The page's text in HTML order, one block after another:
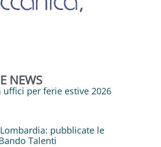
NEWS
uffici per ferie estive 2026
pubblicate le
Talenti